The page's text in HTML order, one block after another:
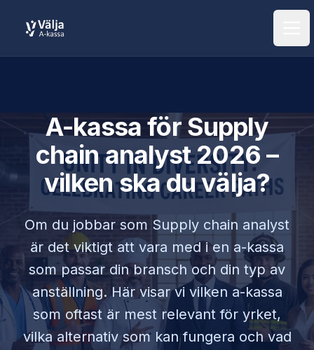
A-kassa för Supply
chain analyst2026 –
vilken ska du välja?
Om du jobbar som Supply chain analyst
är det viktigt att vara med i en a-kassa
som passar din bransch och din typ av
anställning. Här visar vi vilken a-kassa
som oftast är mest relevant för yrket,
vilka alternativ som kan fungera och vad